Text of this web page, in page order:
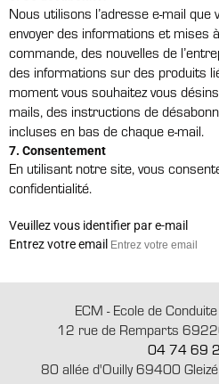
Nous utilisons l’adresse e-mail que
envoyer des informations et mises
commande, des nouvelles de
des informations sur des produits
moment vous souhaitez vous
mails, des instructions de
incluses en bas de chaque e-mail.
7. Consentement
En utilisant notre site, vous
confidentialité.
Veuillez vous identifier par e-mail
Entrez votre email
ECM - Ecole de
12 rue de Remparts
04 74 69
80 allée d'Ouilly 69400